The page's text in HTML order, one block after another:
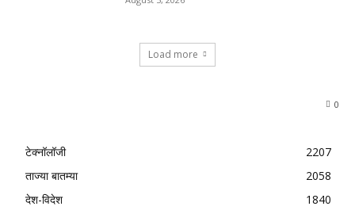
Load more
0
टेक्नॉलॉजी
2207
ताज्या बातम्या
2058
देश-विदेश
1840